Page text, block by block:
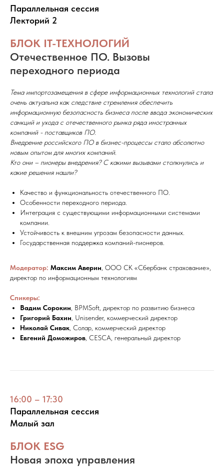
Параллельная сессия
Лекторий 2
БЛОК IT-ТЕХНОЛОГИЙ
Отечественное ПО. Вызовы
переходного периода
Тема импортозамещения в сфере информационных технологий стала
очень актуальна как следствие стремления обеспечить
информационную безопасность бизнеса после ввода экономических
санкций и ухода с отечественного рынка ряда иностранных
компаний - поставщиков ПО.
Внедрение российского ПО в бизнес-процессы стало абсолютно
новым опытом для многих компаний.
Кто они – пионеры внедрения? C какими вызывами столкнулись и
какие решения нашли?
Качество и функциональность отечественного ПО.
Особенности переходного периода.
Интеграция с существующими информационными системами
компании.
Устойчивость к внешним угрозам безопасности данных.
Государственная поддержка компаний-пионеров.
Модератор: Максим Аверин , ООО СК «Сбербанк страхование»,
директор по информационным технологиям
Спикеры:
Вадим Сорокин , BPMSoft, директор по развитию бизнеса
Григорий Бахин , Unisender, коммерческий директор
Николай Сивак , Солар, коммерческий директор
Евгений Доможиров , CESCA, генеральный директор
16:00 – 17:30
Параллельная сессия
Малый зал
БЛОК ESG
Новая эпоха управления